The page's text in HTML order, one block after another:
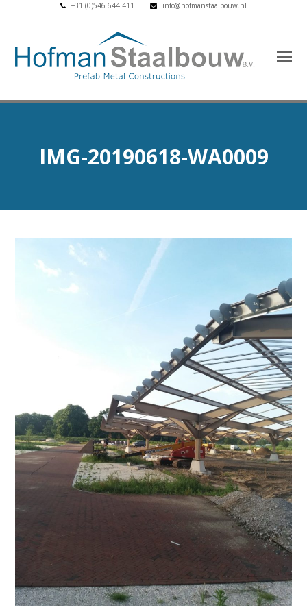
+31 (0)546 644 411 info@hofmanstaalbouw.nl
IMG-20190618-WA0009